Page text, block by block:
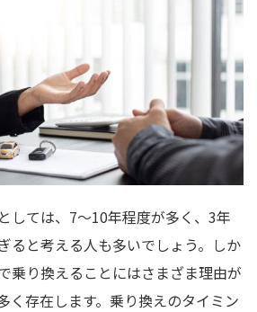
しては、7～10年程度が多く、3年
ると考える人も多いでしょう。しか
乗り換えることにはさまざま理由が
く存在します。乗り換えのタイミン